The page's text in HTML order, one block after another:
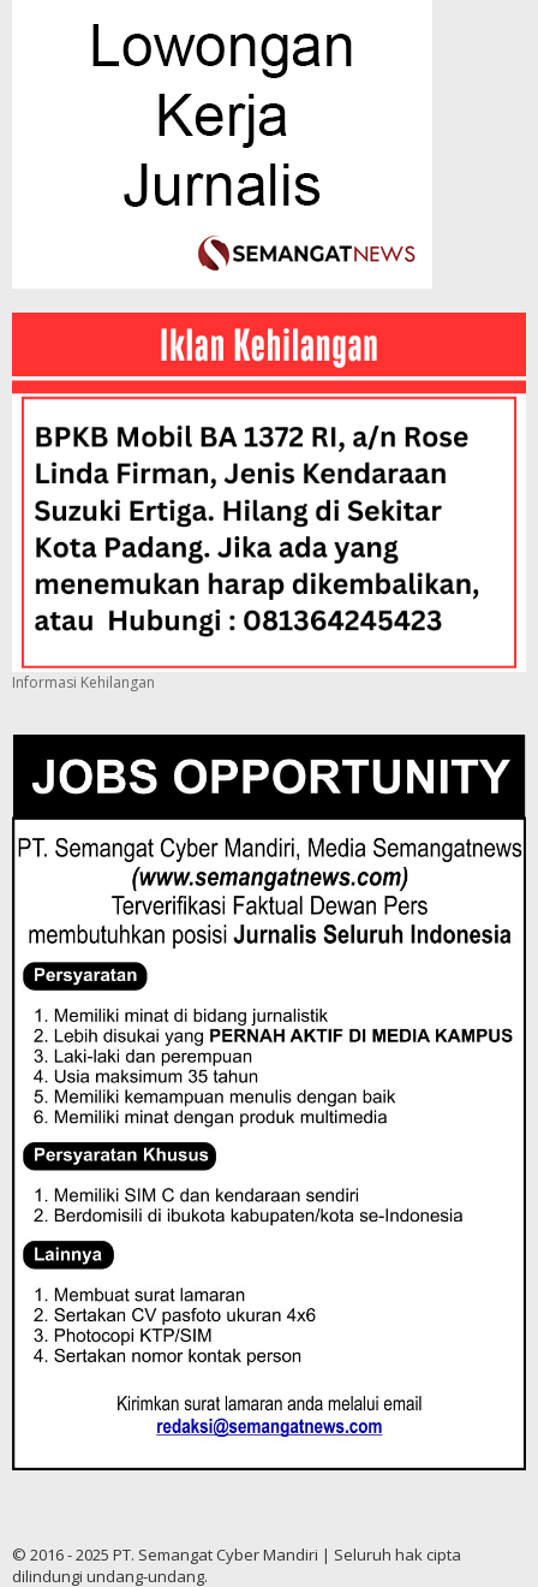
Informasi Kehilangan
© 2016 - 2025 PT. Semangat Cyber Mandiri | Seluruh hak cipta
dilindungi undang-undang.